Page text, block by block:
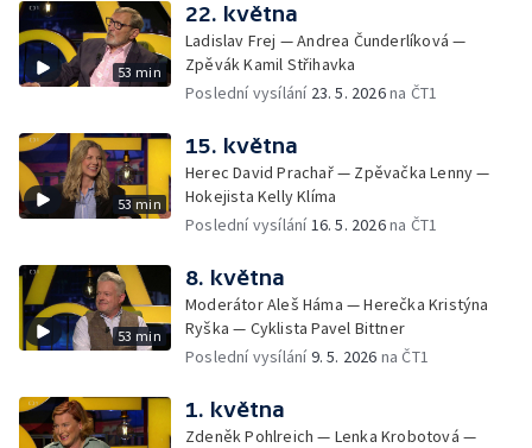
53 min
22. května
Ladislav Frej — Andrea Čunderlíková —
Zpěvák Kamil Střihavka
Poslední vysílání 23. 5. 2026na ČT1
53 min
15. května
Herec David Prachař — Zpěvačka Lenny —
Hokejista Kelly Klíma
Poslední vysílání16. 5. 2026na ČT1
53 min
8. května
Moderátor Aleš Háma — Herečka Kristýna
Ryška — Cyklista Pavel Bittner
Poslední vysílání9. 5. 2026 na ČT1
1. května
Zdeněk Pohlreich — Lenka Krobotová —